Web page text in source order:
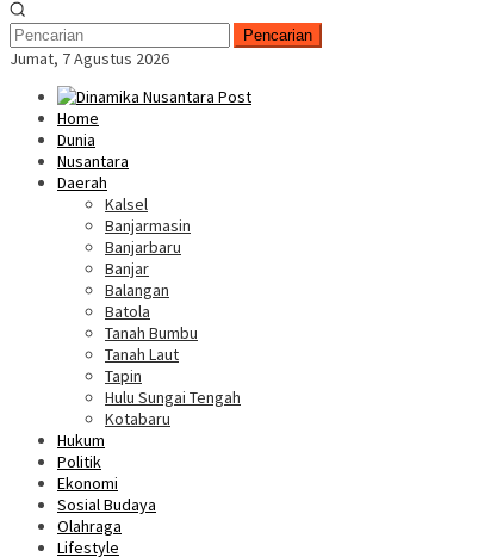
Pencarian
Jumat, 7 Agustus 2026
Home
Dunia
Nusantara
Daerah
Kalsel
Banjarmasin
Banjarbaru
Banjar
Balangan
Batola
Tanah Bumbu
Tanah Laut
Tapin
Hulu Sungai Tengah
Kotabaru
Hukum
Politik
Ekonomi
Sosial Budaya
Olahraga
Lifestyle